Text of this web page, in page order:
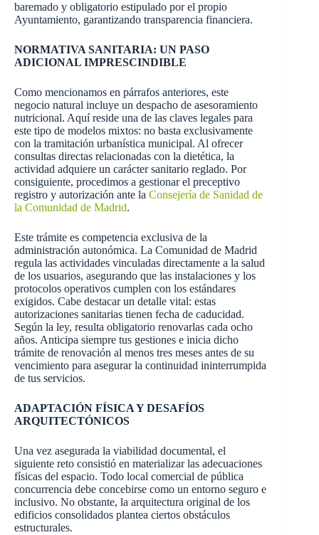
baremado y obligatorio estipulado por el propio
Ayuntamiento, garantizando transparencia financiera.
NORMATIVA SANITARIA: UN PASO
ADICIONAL IMPRESCINDIBLE
Como mencionamos en párrafos anteriores, este
negocio natural incluye un despacho de asesoramiento
nutricional. Aquí reside una de las claves legales para
este tipo de modelos mixtos: no basta exclusivamente
con la tramitación urbanística municipal. Al ofrecer
consultas directas relacionadas con la dietética, la
actividad adquiere un carácter sanitario reglado. Por
consiguiente, procedimos a gestionar el preceptivo
registro y autorización ante la Consejería de Sanidad de
la Comunidad de Madrid.
Este trámite es competencia exclusiva de la
administración autonómica. La Comunidad de Madrid
regula las actividades vinculadas directamente a la salud
de los usuarios, asegurando que las instalaciones y los
protocolos operativos cumplen con los estándares
exigidos. Cabe destacar un detalle vital: estas
autorizaciones sanitarias tienen fecha de caducidad.
Según la ley, resulta obligatorio renovarlas cada ocho
años. Anticipa siempre tus gestiones e inicia dicho
trámite de renovación al menos tres meses antes de su
vencimiento para asegurar la continuidad ininterrumpida
de tus servicios.
ADAPTACIÓN FÍSICA Y DESAFÍOS
ARQUITECTÓNICOS
Una vez asegurada la viabilidad documental, el
siguiente reto consistió en materializar las adecuaciones
físicas del espacio. Todo local comercial de pública
concurrencia debe concebirse como un entorno seguro e
inclusivo. No obstante, la arquitectura original de los
edificios consolidados plantea ciertos obstáculos
estructurales.